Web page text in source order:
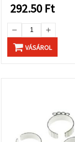
292.50 Ft
VÁSÁROL